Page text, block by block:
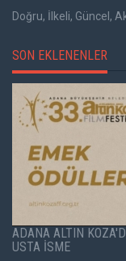
Doğru, İlkeli, Güncel,
SON EKLENENLER
ADANA ALTIN
USTA İSME